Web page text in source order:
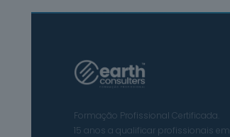
Formação Profissional Certificada.
15 anos a qualificar profissionais em